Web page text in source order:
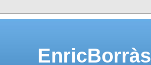
EnricBorràs